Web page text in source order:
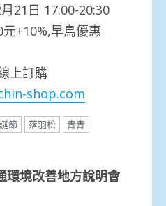
21日 17:00-20:30
+10%,早鳥優惠
上訂購
shop.com
節 落羽松 青青
環境改善地方說明會